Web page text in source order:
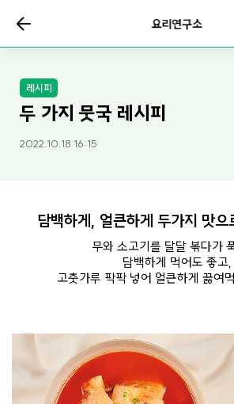
요리연구소
레시피
두 가지 뭇국 레시피
2022.10.18 16:15
담백하게, 얼큰하게 두가지 맛으
무와 소고기를 달달 볶다가
담백하게 먹어도 좋고,
고춧가루 팍팍 넣어 얼큰하게 끓여